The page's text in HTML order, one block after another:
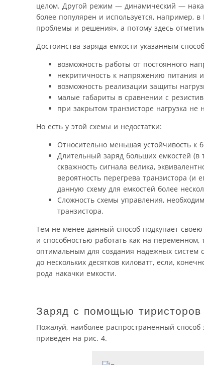
целом. Другой режим — динамический —
более популярен и используется,
проблемы и решения», а потому здесь
Достоинства заряда емкости указанным
возможность работы от постоянного
некритичность к напряжению питания
возможность реализации защиты
малые габариты в сравнении с
при закрытом транзисторе нагрузка не
Но есть у этой схемы и недостатки:
Относительно меньшая устойчивость к
Длительный заряд больших емкостей (в
скважность сигнала велика,
вероятность перегрева транзистора
данную схему для емкостей более
Сложность схемы управления,
транзистора.
Тем не менее данный способ подкупает
и способностью работать как на
оптимальным для создания надежных
до нескольких десятков киловатт, если,
рода накачки емкости.
Заряд с помощью тиристоров
Пожалуй, наиболее распространенный
приведен на рис. 4.